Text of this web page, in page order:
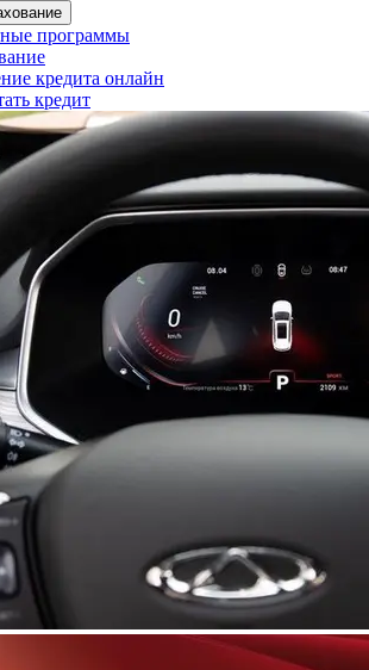
программы
кредита онлайн
кредит